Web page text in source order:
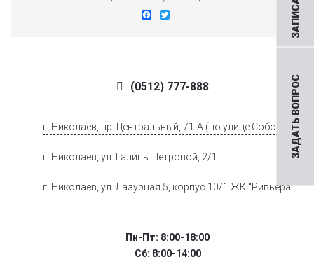
ЗАДАТЬ ВОПРОС
(0512) 777-888
г. Николаев, пр. Центральный, 71-А (по улице Соборной)
г. Николаев, ул. Галины Петровой, 2/1
г. Николаев, ул. Лазурная 5, корпус 10/1 ЖК "Ривьера".
Пн-Пт: 8:00-18:00
Сб: 8:00-14:00